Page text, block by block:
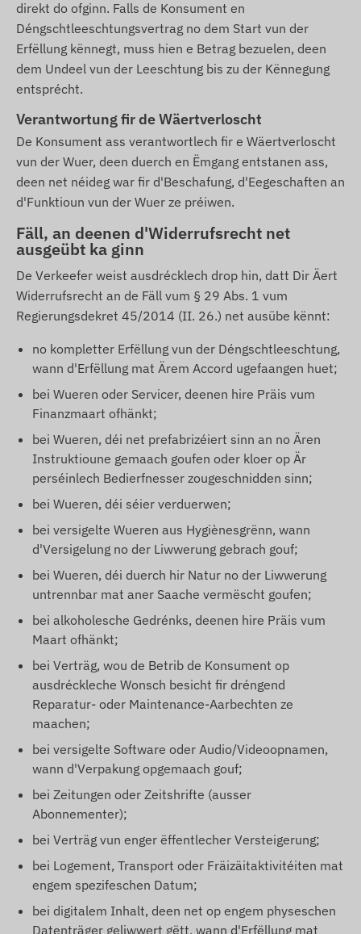
direkt do ofginn. Falls de Konsument en
Déngschtleeschtungsvertrag no dem Start vun der
Erfëllung kënnegt, muss hien e Betrag bezuelen, deen
dem Undeel vun der Leeschtung bis zu der Kënnegung
entsprécht.
Verantwortung fir de Wäertverloscht
De Konsument ass verantwortlech fir e Wäertverloscht
vun der Wuer, deen duerch en Ëmgang entstanen ass,
deen net néideg war fir d'Beschafung, d'Eegeschaften an
d'Funktioun vun der Wuer ze préiwen.
Fäll, an deenen d'Widerrufsrecht net
ausgeübt ka ginn
De Verkeefer weist ausdrécklech drop hin, datt Dir Äert
Widerrufsrecht an de Fäll vum § 29 Abs. 1 vum
Regierungsdekret 45/2014 (II. 26.) net ausübe kënnt:
no kompletter Erfëllung vun der Déngschtleeschtung,
wann d'Erfëllung mat Ärem Accord ugefaangen huet;
bei Wueren oder Servicer, deenen hire Präis vum
Finanzmaart ofhänkt;
bei Wueren, déi net prefabrizéiert sinn an no Ären
Instruktioune gemaach goufen oder kloer op Är
perséinlech Bedierfnesser zougeschnidden sinn;
bei Wueren, déi séier verduerwen;
bei versigelte Wueren aus Hygiènesgrënn, wann
d'Versigelung no der Liwwerung gebrach gouf;
bei Wueren, déi duerch hir Natur no der Liwwerung
untrennbar mat aner Saache vermëscht goufen;
bei alkoholesche Gedrénks, deenen hire Präis vum
Maart ofhänkt;
bei Verträg, wou de Betrib de Konsument op
ausdréckleche Wonsch besicht fir dréngend
Reparatur- oder Maintenance-Aarbechten ze
maachen;
bei versigelte Software oder Audio/Videoopnamen,
wann d'Verpakung opgemaach gouf;
bei Zeitungen oder Zeitshrifte (ausser
Abonnementer);
bei Verträg vun enger ëffentlecher Versteigerung;
bei Logement, Transport oder Fräizäitaktivitéiten mat
engem spezifeschen Datum;
bei digitalem Inhalt, deen net op engem physeschen
Datenträger geliwwert gëtt, wann d'Erfëllung mat